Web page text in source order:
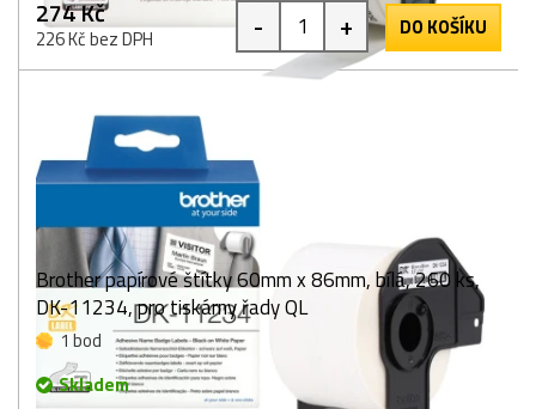
274 Kč
226 Kč bez DPH - + DO KOŠÍKU
Brother papírové štítky 60mm x 86mm, bílá, 260 ks,
DK-11234, pro tiskárny řady QL
1 bod
Skladem